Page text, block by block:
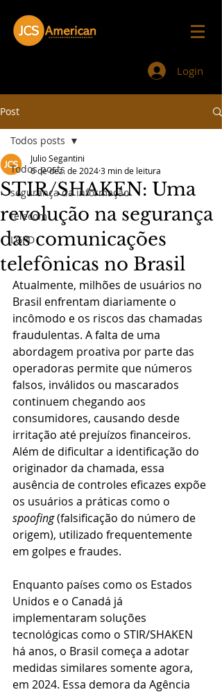
Login
Post
Todos posts
segurança da informação
telecom
LGPD
Todos posts
STIR/SHAKEN: Uma
revolução na segurança
das comunicações
telefônicas no Brasil
Julio Segantini
6 de dez. de 20243 min de leitura
Atualmente, milhões de usuários no
Brasil enfrentam diariamente o
incômodo e os riscos das chamadas
fraudulentas. A falta de uma
abordagem proativa por parte das
operadoras permite que números
falsos, inválidos ou mascarados
continuem chegando aos
consumidores, causando desde
irritação até prejuízos financeiros.
Além de dificultar a identificação do
originador da chamada, essa
ausência de controles eficazes expõe
os usuários a práticas como o
spoofing (falsificação do número de
origem), utilizado frequentemente
em golpes e fraudes.
Enquanto países como os Estados
Unidos e o Canadá já
implementaram soluções
tecnológicas como o STIR/SHAKEN
há anos, o Brasil começa a adotar
medidas similares somente agora,
em 2024. Essa demora da Agência